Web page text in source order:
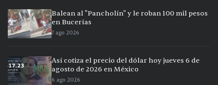
Balean al "Pancholín" y le roban 100 mil pesos
en Bucerías
7 ago 2026
Así cotiza el precio del dólar hoy jueves 6 de
agosto de 2026 en México
6 ago 2026